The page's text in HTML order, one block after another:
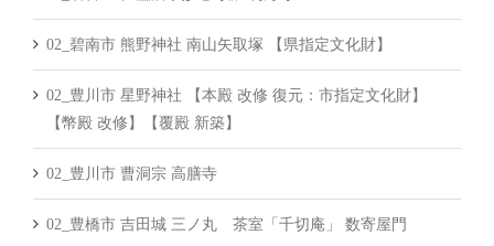
02_碧南市 熊野神社 南山矢取塚 【県指定文化財】
02_豊川市 星野神社 【本殿 改修 復元：市指定文化財】
【幣殿 改修】【覆殿 新築】
02_豊川市 曹洞宗 高膳寺
02_豊橋市 吉田城 三ノ丸 茶室「千切庵」 数寄屋門